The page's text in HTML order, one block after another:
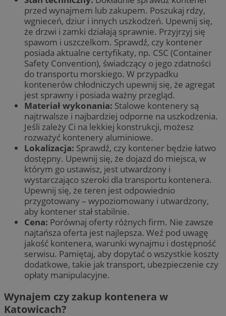
przed wynajmem lub zakupem. Poszukaj rdzy,
wgnieceń, dziur i innych uszkodzeń. Upewnij się,
że drzwi i zamki działają sprawnie. Przyjrzyj się
spawom i uszczelkom. Sprawdź, czy kontener
posiada aktualne certyfikaty, np. CSC (Container
Safety Convention), świadczący o jego zdatności
do transportu morskiego. W przypadku
kontenerów chłodniczych upewnij się, że agregat
jest sprawny i posiada ważny przegląd.
Materiał wykonania: Stalowe kontenery są
najtrwalsze i najbardziej odporne na uszkodzenia.
Jeśli zależy Ci na lekkiej konstrukcji, możesz
rozważyć kontenery aluminiowe.
Lokalizacja: Sprawdź, czy kontener będzie łatwo
dostępny. Upewnij się, że dojazd do miejsca, w
którym go ustawisz, jest utwardzony i
wystarczająco szeroki dla transportu kontenera.
Upewnij się, że teren jest odpowiednio
przygotowany – wypoziomowany i utwardzony,
aby kontener stał stabilnie.
Cena: Porównaj oferty różnych firm. Nie zawsze
najtańsza oferta jest najlepsza. Weź pod uwagę
jakość kontenera, warunki wynajmu i dostępność
serwisu. Pamiętaj, aby dopytać o wszystkie koszty
dodatkowe, takie jak transport, ubezpieczenie czy
opłaty manipulacyjne.
Wynajem czy zakup kontenera w
Katowicach?